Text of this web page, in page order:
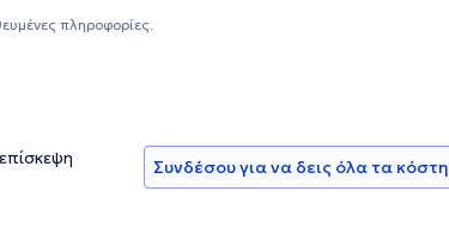
πληροφορίες.
Συνδέσου για να δεις όλα τα κόστη